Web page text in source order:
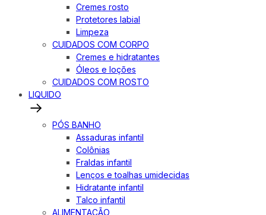
Cremes rosto
Protetores labial
Limpeza
CUIDADOS COM CORPO
Cremes e hidratantes
Óleos e loções
CUIDADOS COM ROSTO
LIQUIDO
PÓS BANHO
Assaduras infantil
Colônias
Fraldas infantil
Lenços e toalhas umidecidas
Hidratante infantil
Talco infantil
ALIMENTAÇÃO